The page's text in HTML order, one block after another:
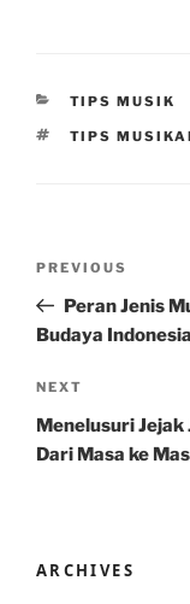
CATEGORIES
TIPS MUSIK
TAGS
TIPS
Previous
Post
PREVIOUS
Peran Jenis
Budaya Indonesia
Next
Post
NEXT
Menelusuri Jejak
Dari Masa ke
ARCHIVES